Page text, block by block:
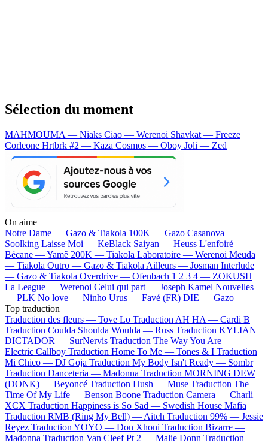
Sélection du moment
MAHMOUMA — Niaks Ciao — Werenoi Shavkat — Freeze
Corleone Hrtbrk #2 — Kaza Cosmos — Oboy Joli — Zed
On aime
Notre Dame — Gazo & Tiakola 100K — Gazo Casanova —
Soolking Laisse Moi — KeBlack Saiyan — Heuss L'enfoiré
Bécane —Yamê 200K — Tiakola Laboratoire — Werenoi Meuda
— Tiakola Outro — Gazo & Tiakola Ailleurs — Josman Interlude
— Gazo & Tiakola Overdrive — Ofenbach 1 2 3 4 — ZOKUSH
La League — Werenoi Celui qui part — Joseph Kamel Nouvelles
— PLK No love — Ninho Urus — Favé (FR) DIE — Gazo
Top traduction
Traduction des fleurs — Tove Lo Traduction AH HA — Cardi B
Traduction Coulda Shoulda Woulda — Russ Traduction KYLIAN
DICTADOR — SurNervis Traduction The Way You Are —
Electric Callboy Traduction Home To Me — Tones & I Traduction
Mi Chico — DJ Goja Traduction My Body Isn't Ready — Sombr
Traduction Danceteria — Madonna Traduction MORNING DEW
(DONK) — Beyoncé Traduction Hush — Muse Traduction The
Time Of My Life — Benson Boone Traduction Camera — Charli
XCX Traduction Happiness is So Sad — Swedish House Mafia
Traduction RMB (Ring My Bell) — Aitch Traduction 99% — Jessie
Reyez Traduction YOYO — Don Xhoni Traduction Bizarre —
Madonna Traduction Van Cleef Pt 2 — Malie Donn Traduction